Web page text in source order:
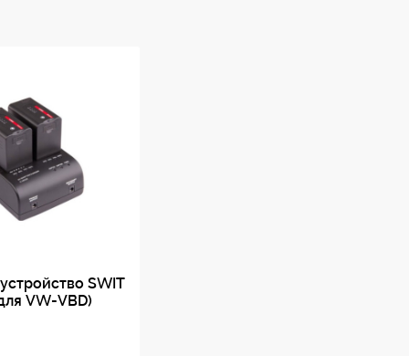
SWIT
VW-VBD)